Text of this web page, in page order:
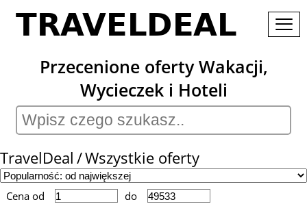
Przecenione oferty Wakacji,
Wycieczek i Hoteli
TravelDeal Wszystkie oferty
Cena od do